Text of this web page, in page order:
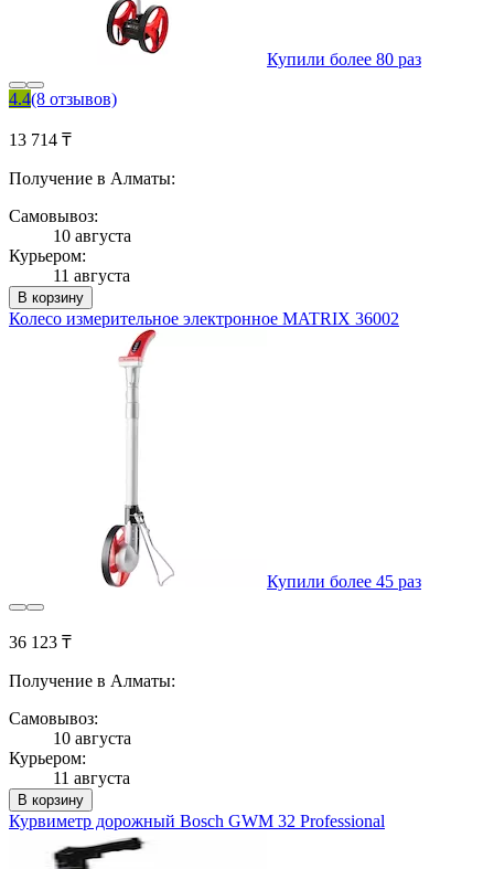
Купили более 80 раз
4.4(8 отзывов)
13 714 ₸
Получение в Алматы:
Самовывоз:
10 августа
Курьером:
11 августа
В корзину
Колесо измерительное электронное MATRIX 36002
Купили более 45 раз
36 123 ₸
Получение в Алматы:
Самовывоз:
10 августа
Курьером:
11 августа
В корзину
Курвиметр дорожный Bosch GWM 32 Professional